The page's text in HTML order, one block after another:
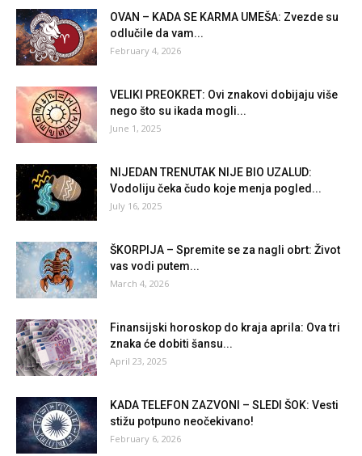
OVAN – KADA SE KARMA UMEŠA: Zvezde su
odlučile da vam...
February 4, 2026
VELIKI PREOKRET: Ovi znakovi dobijaju više
nego što su ikada mogli...
June 1, 2025
NIJEDAN TRENUTAK NIJE BIO UZALUD:
Vodoliju čeka čudo koje menja pogled...
July 16, 2025
ŠKORPIJA – Spremite se za nagli obrt: Život
vas vodi putem...
March 4, 2026
Finansijski horoskop do kraja aprila: Ova tri
znaka će dobiti šansu...
April 23, 2025
KADA TELEFON ZAZVONI – SLEDI ŠOK: Vesti
stižu potpuno neočekivano!
February 6, 2026